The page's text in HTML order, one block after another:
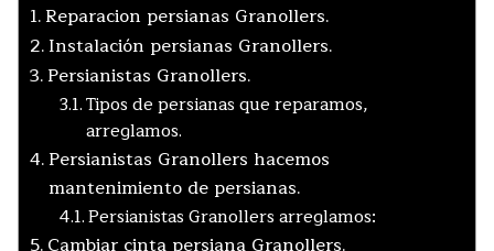
Reparacion persianas Granollers.
Instalación persianas Granollers.
Persianistas Granollers.
Tipos de persianas que reparamos,
arreglamos.
Persianistas Granollers hacemos
mantenimiento de persianas.
Persianistas Granollers arreglamos: